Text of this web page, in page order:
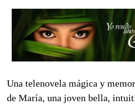
Una telenovela mágica y
de María, una joven bella,